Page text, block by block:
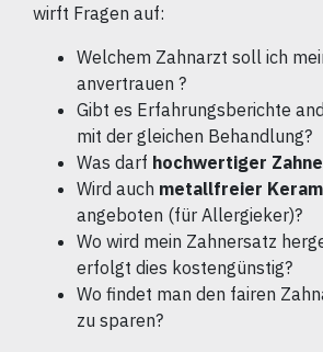
wirft Fragen auf:
Welchem Zahnarzt soll ich
anvertrauen ?
Gibt es Erfahrungsberichte
mit der gleichen Behandlung?
Was darf hochwertiger
Wird auch metallfreier
angeboten (für Allergieker)?
Wo wird mein Zahnersatz
erfolgt dies kostengünstig?
Wo findet man den fairen
zu sparen?